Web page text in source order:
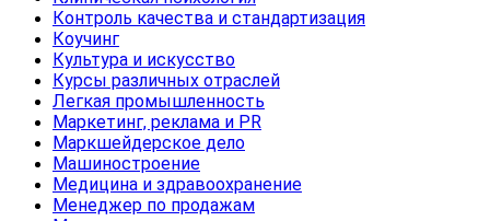
Контроль качества и стандартизация
Коучинг
Культура и искусство
Курсы различных отраслей
Легкая промышленность
Маркетинг, реклама и PR
Маркшейдерское дело
Машиностроение
Медицина и здравоохранение
Менеджер по продажам